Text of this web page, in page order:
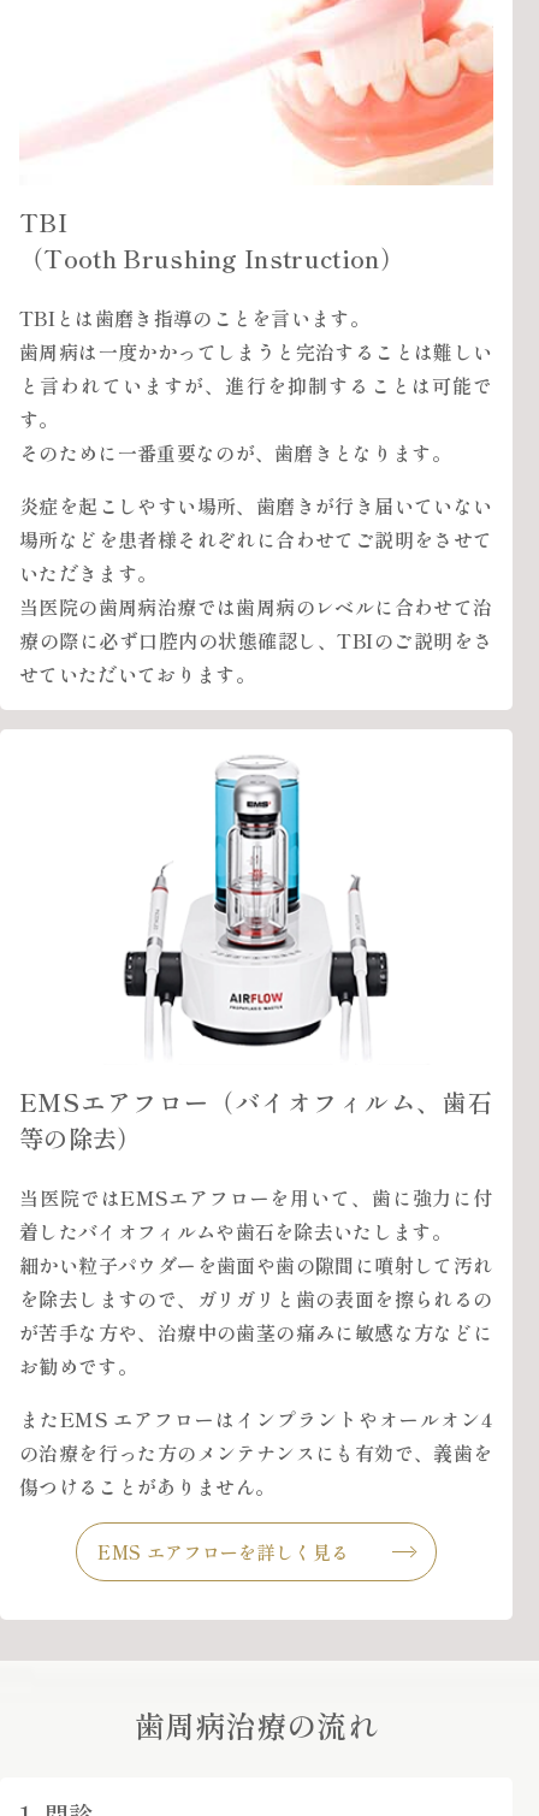
TBI
（Tooth Brushing Instruction）
TBIとは歯磨き指導のことを言います。
歯周病は一度かかってしまうと完治することは難しい
と言われていますが、進行を抑制することは可能で
す。
そのために一番重要なのが、歯磨きとなります。
炎症を起こしやすい場所、歯磨きが行き届いていない
場所などを患者様それぞれに合わせてご説明をさせて
いただきます。
当医院の歯周病治療では歯周病のレベルに合わせて治
療の際に必ず口腔内の状態確認し、TBIのご説明をさ
せていただいております。
EMSエアフロー（バイオフィルム、歯石
等の除去）
当医院ではEMSエアフローを用いて、歯に強力に付
着したバイオフィルムや歯石を除去いたします。
細かい粒子パウダーを歯面や歯の隙間に噴射して汚れ
を除去しますので、ガリガリと歯の表面を擦られるの
が苦手な方や、治療中の歯茎の痛みに敏感な方などに
お勧めです。
またEMS エアフローはインプラントやオールオン4
の治療を行った方のメンテナンスにも有効で、義歯を
傷つけることがありません。
EMS エアフローを詳しく見る
歯周病治療の流れ